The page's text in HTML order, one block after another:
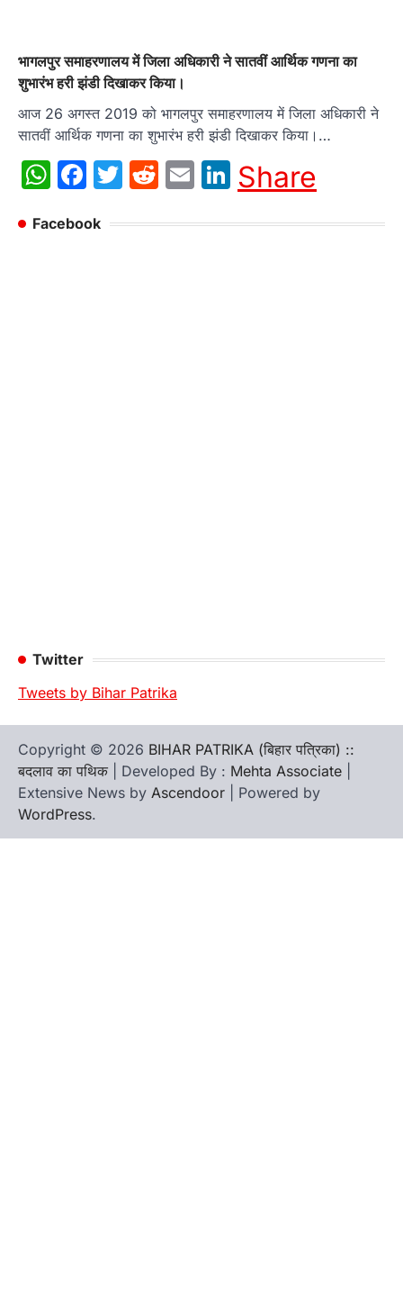
भागलपुर समाहरणालय में जिला अधिकारी ने सातवीं आर्थिक गणना का
शुभारंभ हरी झंडी दिखाकर किया।
आज 26 अगस्त 2019 को भागलपुर समाहरणालय में जिला अधिकारी ने
सातवीं आर्थिक गणना का शुभारंभ हरी झंडी दिखाकर किया।…
WhatsApp
Facebook
Twitter
Reddit
EmailLinkedIn
Share
Facebook
Twitter
Tweets by Bihar Patrika
Copyright © 2026 BIHAR PATRIKA (बिहार पत्रिका) ::
बदलाव का पथिक | Developed By : Mehta Associate
Extensive News by Ascendoor | Powered by
WordPress.